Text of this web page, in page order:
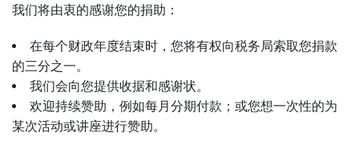
我们将由衷的感谢您的捐助：
在每个财政年度结束时，您将有权向税务局索取您捐款
的三分之一。
我们会向您提供收据和感谢状。
欢迎持续赞助，例如每月分期付款；或您想一次性的为
某次活动或讲座进行赞助。